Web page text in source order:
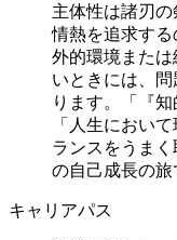
主体性は諸刃
情熱を追求す
外的環境また
いときには、
ります。「『
「人生におい
ランスをうま
の自己成長の旅
キャリアパス